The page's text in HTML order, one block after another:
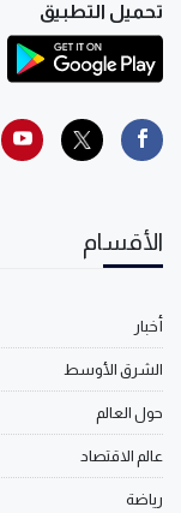
تحميل التطبيق
الأقسام
أخبار
الشرق الأوسط
حول العالم
عالم الاقتصاد
رياضة